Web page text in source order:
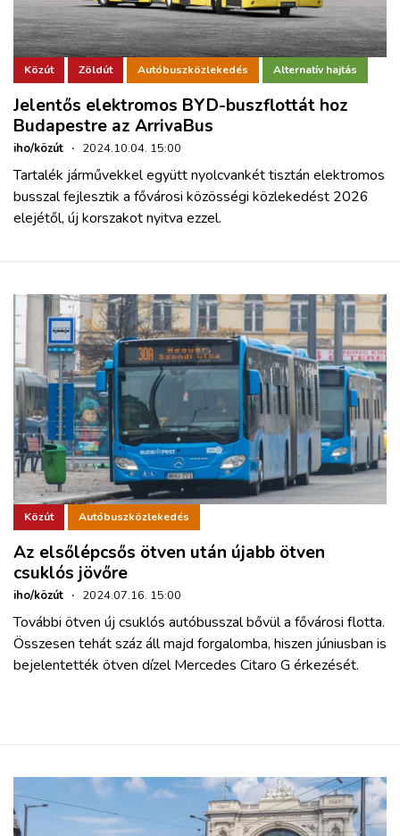
Közút Zöldút Autóbuszközlekedés Alternatív hajtás
Jelentős elektromos BYD-buszflottát hoz
Budapestre az ArrivaBus
iho/közút · 2024.10.04. 15:00
Tartalék járművekkel együtt nyolcvankét tisztán elektromos
busszal fejlesztik a fővárosi közösségi közlekedést 2026
elejétől, új korszakot nyitva ezzel.
Közút Autóbuszközlekedés
Az elsőlépcsős ötven után újabb ötven
csuklós jövőre
iho/közút · 2024.07.16. 15:00
További ötven új csuklós autóbusszal bővül a fővárosi flotta.
Összesen tehát száz áll majd forgalomba, hiszen júniusban is
bejelentették ötven dízel Mercedes Citaro G érkezését.